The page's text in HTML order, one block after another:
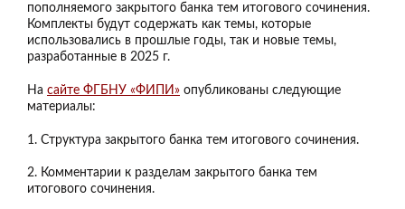
пополняемого закрытого банка тем итогового сочинения.
Комплекты будут содержать как темы, которые
использовались в прошлые годы, так и новые темы,
разработанные в 2025 г.
На сайте ФГБНУ «ФИПИ» опубликованы следующие
материалы:
1. Структура закрытого банка тем итогового сочинения.
2. Комментарии к разделам закрытого банка тем
итогового сочинения.